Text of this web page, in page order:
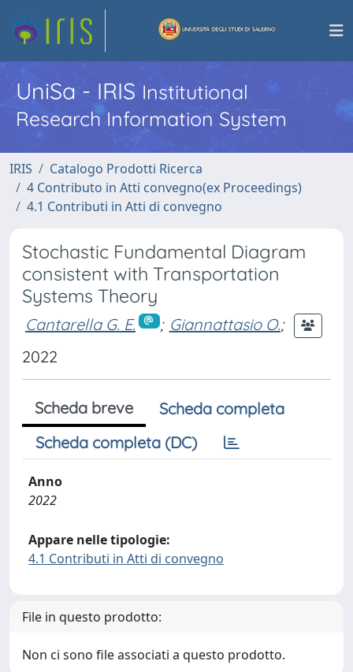
UniSa - IRISInstitutional
Research Information System
IRIS
Catalogo Prodotti Ricerca
4 Contributo in Atti convegno(ex Proceedings)
4.1 Contributi in Atti di convegno
Stochastic Fundamental Diagram
consistent with Transportation
Systems Theory
Cantarella G. E. ; Giannattasio O.;
2022
Scheda breve
Scheda completa
Scheda completa (DC)
Anno
2022
Appare nelle tipologie:
4.1 Contributi in Atti di convegno
File in questo prodotto:
Non ci sono file associati a questo prodotto.